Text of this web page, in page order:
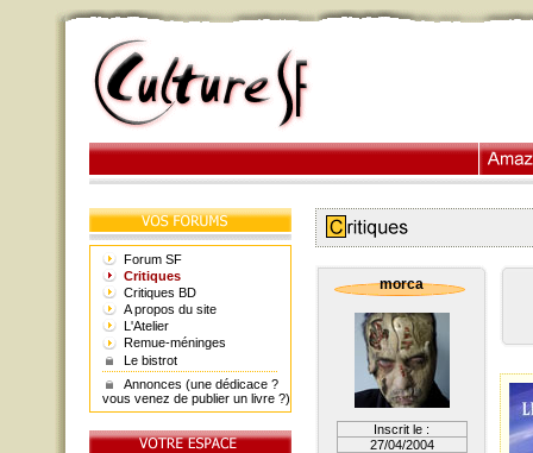
Forum SF
Critiques
Critiques BD
A propos du site
L'Atelier
Remue-méninges
Le bistrot
Annonces (une dédicace ?
vous venez de publier un livre ?)
morca
Inscrit le :
27/04/2004